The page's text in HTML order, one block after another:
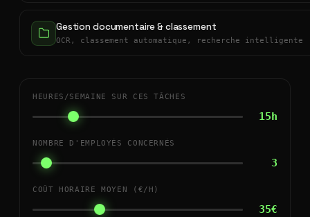
Gestion documentaire & classement
OCR, classement automatique, recherche intelligente
HEURES/SEMAINE SUR CES TÂCHES
15h
NOMBRE D'EMPLOYÉS CONCERNÉS
3
COÛT HORAIRE MOYEN (€/H)
35€